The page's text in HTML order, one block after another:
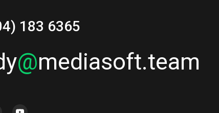
183 6365
@mediasoft.team